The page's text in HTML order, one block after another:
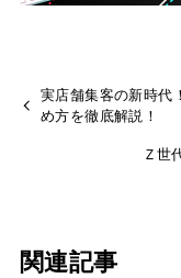
実店舗集客の新時代
め方を徹底解説！
Ｚ世
関連記事